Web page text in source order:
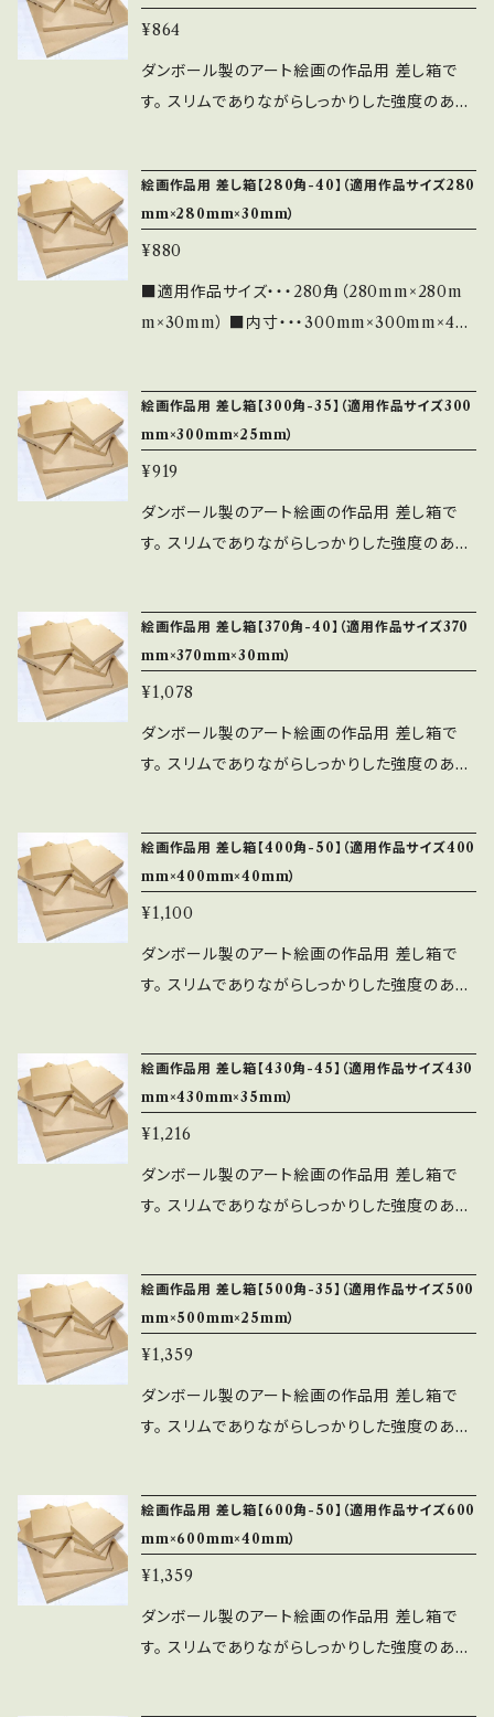
m×250mm×25mm） ■内寸・・・270mm×270
mm×35mm ■納期・・・約7営業日以内（毎日の
注文締切は平日13:00。土日祝日は除く） ※ご
指定日が無い限り、早く完成しましたら前倒しで
¥864
ダンボール製のアート絵画の作品用 差し箱で
す。 スリムでありながらしっかりした強度のある
りません。 ■適用作品サイズ・・・260角（260m
m×260mm×55mm） ■内寸・・・280mm×280
mm×65mm ■納期・・・約7営業日以内（毎日の
注文締切は平日13:00。土日祝日は除く） ※ご
指定日が無い限り、早く完成しましたら前倒しで
絵画作品用 差し箱【280角-40】（適用作品サイズ280
mm×280mm×30mm）
¥880
■適用作品サイズ・・・280角（280mm×280m
m×30mm） ■内寸・・・300mm×300mm×40
が無い限り、早く完成しましたら前倒しで出荷し
ます。 ■発送・・・佐川急便／セイノースーパー
エクスプレス
絵画作品用 差し箱【300角-35】（適用作品サイズ300
mm×300mm×25mm）
¥919
ダンボール製のアート絵画の作品用 差し箱で
す。 スリムでありながらしっかりした強度のある
りません。 ■適用作品サイズ・・・300角（300m
m×300mm×25mm） ■内寸・・・320mm×320
mm×35mm ■納期・・・約7営業日以内（毎日の
注文締切は平日13:00。土日祝日は除く）
※ご指定日が無い限り、早く完成しまし
絵画作品用 差し箱【370角-40】（適用作品サイズ370
mm×370mm×30mm）
¥1,078
ダンボール製のアート絵画の作品用 差し箱で
す。 スリムでありながらしっかりした強度のある
りません。 ■適用作品サイズ・・・370角（370m
m×370mm×30mm） ■内寸・・・390mm×390
mm×40mm ■納期・・・約7営業日以内（毎日の
注文締切は平日13:00。土日祝日は除く） ※ご
指定日が無い限り、早く完成しましたら前倒しで
絵画作品用 差し箱【400角-50】（適用作品サイズ400
mm×400mm×40mm）
¥1,100
ダンボール製のアート絵画の作品用 差し箱で
す。 スリムでありながらしっかりした強度のある
りません。 ■適用作品サイズ・・・400角（400m
m×400mm×40mm） ■内寸・・・420mm×420
mm×50mm ■納期・・・約7営業日以内（毎日の
注文締切は平日13:00。土日祝日は除く） ※ご
指定日が無い限り、早く完成しましたら前倒しで
絵画作品用 差し箱【430角-45】（適用作品サイズ430
mm×430mm×35mm）
¥1,216
ダンボール製のアート絵画の作品用 差し箱で
す。 スリムでありながらしっかりした強度のある
りません。 ■適用作品サイズ・・・430角（430m
m×430mm×35mm） ■内寸・・・450mm×450
mm×45mm ■納期・・・約7営業日以内（毎日の
注文締切は平日13:00。土日祝日は除く） ※ご
指定日が無い限り、早く完成しましたら前倒しで
絵画作品用 差し箱【500角-35】（適用作品サイズ500
mm×500mm×25mm）
¥1,359
ダンボール製のアート絵画の作品用 差し箱で
す。 スリムでありながらしっかりした強度のある
りません。 ■適用作品サイズ・・・500角（500m
m×500mm×25mm） ■内寸・・・520mm×520
mm×35mm ■納期・・・約7営業日以内（毎日の
注文締切は平日13:00。土日祝日は除く） ※ご
指定日が無い限り、早く完成しましたら前倒しで
絵画作品用 差し箱【600角-50】（適用作品サイズ600
mm×600mm×40mm）
¥1,359
ダンボール製のアート絵画の作品用 差し箱で
す。 スリムでありながらしっかりした強度のある